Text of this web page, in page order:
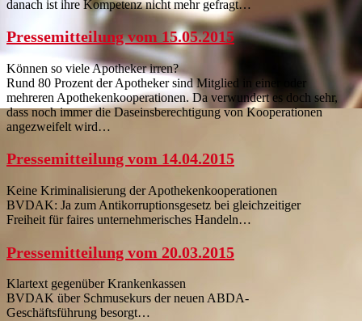
danach ist ihre Kompetenz nicht mehr gefragt…
Pressemitteilung vom 15.05.2015
Können so viele Apotheker irren?
Rund 80 Prozent der Apotheker sind Mitglied in einer oder
mehreren Apothekenkooperationen. Da verwundert es doch sehr,
dass noch immer die Daseinsberechtigung von Kooperationen
angezweifelt wird…
Pressemitteilung vom 14.04.2015
Keine Kriminalisierung der Apothekenkooperationen
BVDAK: Ja zum Antikorruptionsgesetz bei gleichzeitiger
Freiheit für faires unternehmerisches Handeln…
Pressemitteilung vom 20.03.2015
Klartext gegenüber Krankenkassen
BVDAK über Schmusekurs der neuen ABDA-
Geschäftsführung besorgt…